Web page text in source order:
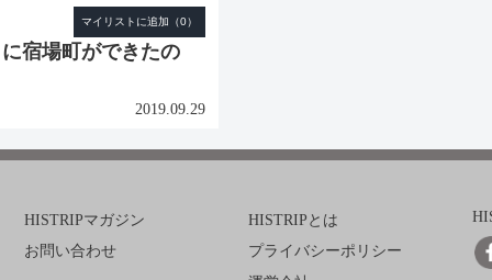
宿場町ができたの
2019.09.29
HISTRIPマガジン
お問い合わせ
HISTRIPとは
プライバシーポリシー